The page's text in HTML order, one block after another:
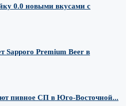
0.0 новыми вкусами с
Sapporo Premium Beer в
пивное СП в Юго-Восточной...